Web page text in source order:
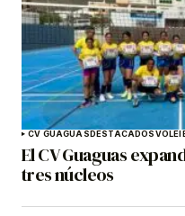
CV GUAGUASDESTACADOS
El CV Guaguas
tres núcleos